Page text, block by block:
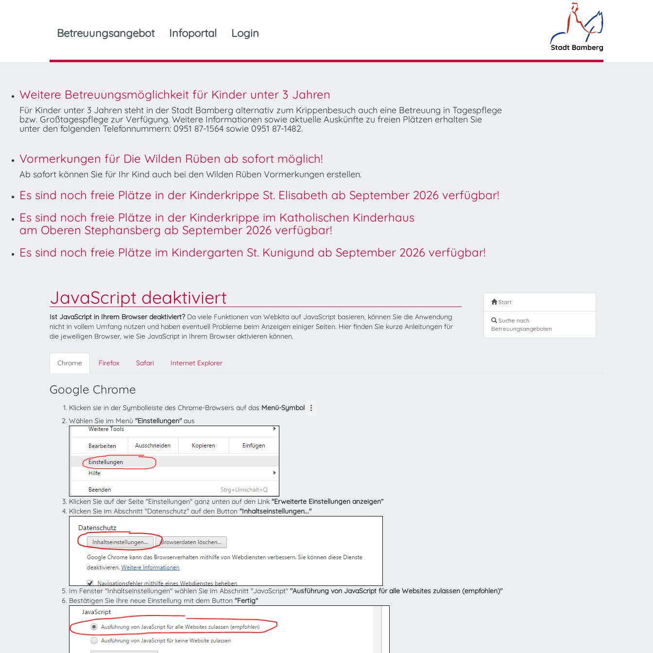
Betreuungsangebot Infoportal Login
Weitere Betreuungsmöglichkeit für Kinder unter 3 Jahren
Für Kinder unter 3 Jahren steht in der Stadt Bamberg alternativ zum Krippenbesuch auch eine Betreuung in Tagespflege
bzw. Großtagespflege zur Verfügung. Weitere Informationen sowie aktuelle Auskünfte zu freien Plätzen erhalten Sie
unter den folgenden Telefonnummern: 0951 87-1564 sowie 0951 87-1482.
Vormerkungen für Die Wilden Rüben ab sofort möglich!
Ab sofort können Sie für Ihr Kind auch bei den Wilden Rüben Vormerkungen erstellen.
Es sind noch freie Plätze in der Kinderkrippe St. Elisabeth ab September 2026 verfügbar!
Es sind noch freie Plätze in der Kinderkrippe im Katholischen Kinderhaus
am Oberen Stephansberg ab September 2026 verfügbar!
Es sind noch freie Plätze im Kindergarten St. Kunigund ab September 2026 verfügbar!
JavaScript deaktiviert
Ist JavaScript in Ihrem Browser deaktiviert? Da viele Funktionen von Webkita auf JavaScript basieren, können Sie die Anwendung
nicht in vollem Umfang nutzen und haben eventuell Probleme beim Anzeigen einiger Seiten. Hier finden Sie kurze Anleitungen für
die jeweiligen Browser, wie Sie JavaScript in Ihrem Browser aktivieren können.
Start
Suche nach
Betreuungsangeboten
Chrome Firefox Safari Internet Explorer
Google Chrome
Klicken sie in der Symbolleiste des Chrome-Browsers auf das Menü-Symbol
Wählen Sie im Menü "Einstellungen"aus
Klicken Sie auf der Seite "Einstellungen" ganz unten auf den Link "Erweiterte Einstellungen anzeigen"
Klicken Sie im Abschnitt "Datenschutz" auf den Button "Inhaltseinstellungen..."
Im Fenster "Inhaltseinstellungen" wählen Sie im Abschnitt "JavaScript" "Ausführung von JavaScript für alle Websites zulassen (empfohlen)"
Bestätigen Sie Ihre neue Einstellung mit dem Button "Fertig"